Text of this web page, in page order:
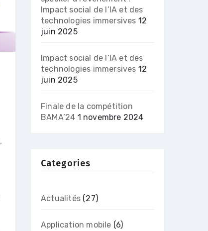
,
Impact social de l’IA et des
technologies immersives 12
juin 2025
Impact social de l’IA et des
technologies immersives 12
juin 2025
Finale de la compétition
BAMA’24 1 novembre 2024
Categories
Actualités (27)
Application mobile (6)